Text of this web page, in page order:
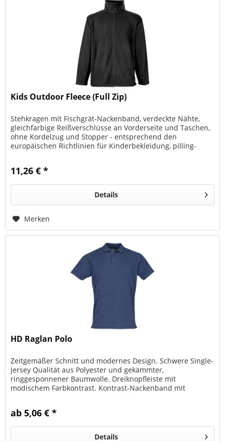
Kids Outdoor Fleece (Full Zip)
Stehkragen mit Fischgrät-Nackenband, verdeckte Nähte,
gleichfarbige Reißverschlüsse an Vorderseite und Taschen,
ohne Kordelzug und Stopper - entsprechend den
europäischen Richtlinien für Kinderbekleidung, pilling-
11,26 € *
Details
Merken
HD Raglan Polo
Zeitgemäßer Schnitt und modernes Design. Schwere Single-
Jersey Qualität aus Polyester und gekämmter,
ringgesponnener Baumwolle. Dreiknopfleiste mit
modischem Farbkontrast. Kontrast-Nackenband mit
ab 5,06 € *
Details